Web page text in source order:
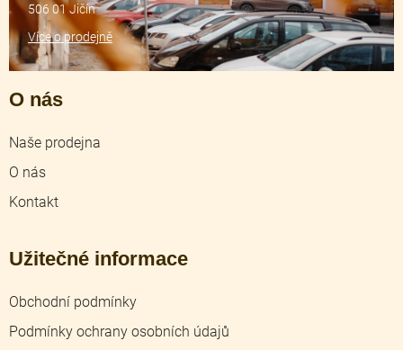
O nás
Naše prodejna
O nás
Kontakt
Užitečné informace
Obchodní podmínky
Podmínky ochrany osobních údajů
506 01 Jičín
Více o prodejně